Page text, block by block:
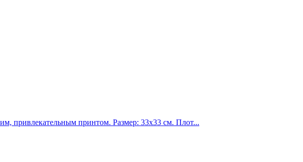
привлекательным принтом. Размер: 33х33 см. Плот...